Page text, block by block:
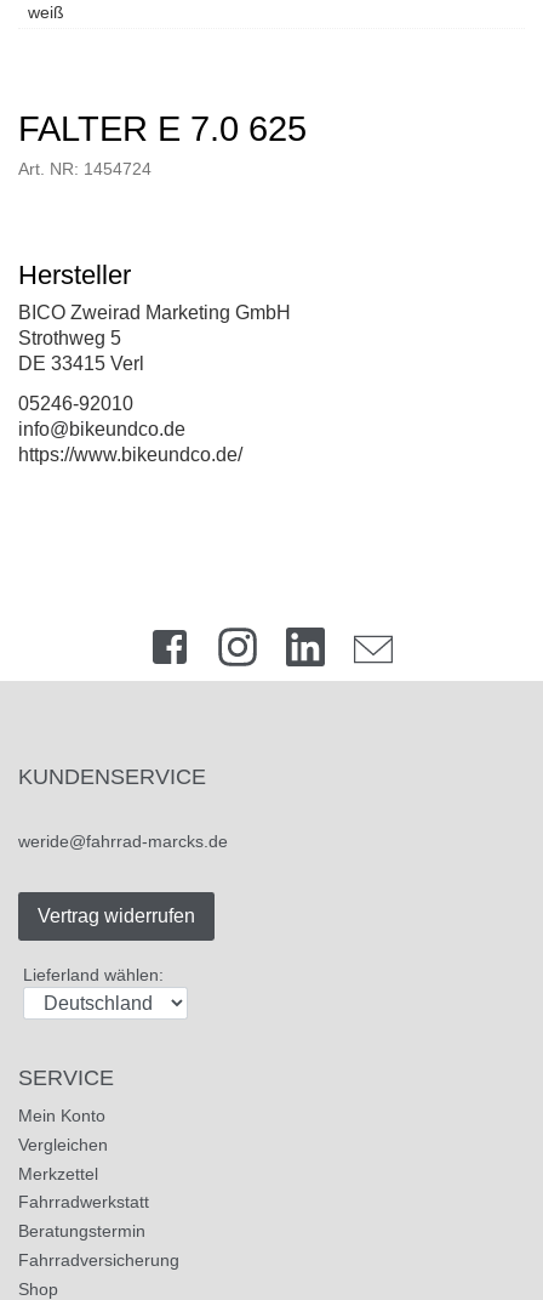
weiß
FALTER E 7.0 625
Art. NR: 1454724
Hersteller
BICO Zweirad Marketing GmbH
Strothweg 5
DE 33415 Verl
05246-92010
info@bikeundco.de
https://www.bikeundco.de/
KUNDENSERVICE
weride@fahrrad-marcks.de
Vertrag widerrufen
Lieferland wählen:
SERVICE
Mein Konto
Vergleichen
Merkzettel
Fahrradwerkstatt
Beratungstermin
Fahrradversicherung
Shop